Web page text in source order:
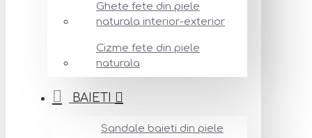
Ghete fete din piele
naturala interior-exterior
Cizme fete din piele
naturala
BAIETI
Sandale baieti din piele